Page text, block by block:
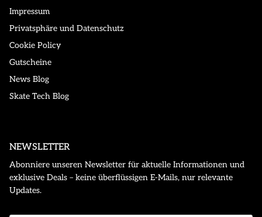
Impressum
Privatsphäre und Datenschutz
Cookie Policy
Gutscheine
News Blog
Skate Tech Blog
NEWSLETTER
Abonniere unseren Newsletter für aktuelle Informationen und
exklusive Deals – keine überflüssigen E-Mails, nur relevante
Updates.